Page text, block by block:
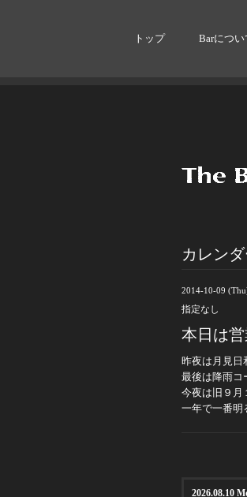
トップ Barについ
カレン
2014-10-09
指定なし
本日は
昨夜は月見日
最後は降雨コ
今夜は旧９月
一年で一番明
2026.08.10